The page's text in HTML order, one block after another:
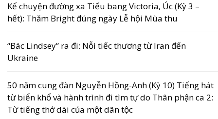
Kể chuyện đường xa Tiểu bang Victoria, Úc (Kỳ 3 –
hết): Thăm Bright đúng ngày Lễ hội Mùa thu
“Bác Lindsey” ra đi: Nỗi tiếc thương từ Iran đến
Ukraine
50 năm cung đàn Nguyễn Hồng-Anh (Kỳ 10) Tiếng hát
từ biển khổ và hành trình đi tìm tự do Thân phận ca 2:
Từ tiếng thở dài của một dân tộc